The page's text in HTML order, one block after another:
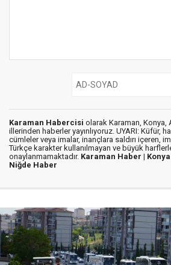
Karaman Habercisi olarak Karaman,
illerinden haberler yayınlıyoruz. UYARI: Küfür,
cümleler veya imalar, inançlara saldırı içeren,
Türkçe karakter kullanılmayan ve büyük
onaylanmamaktadır. Karaman Haber |
Niğde Haber